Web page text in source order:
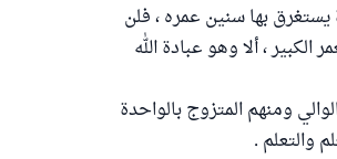
بها سنين عمره ، فلن
الكبير ، ألا وهو عبادة الله
ومنهم المتزوج بالواحدة
والتعلم .